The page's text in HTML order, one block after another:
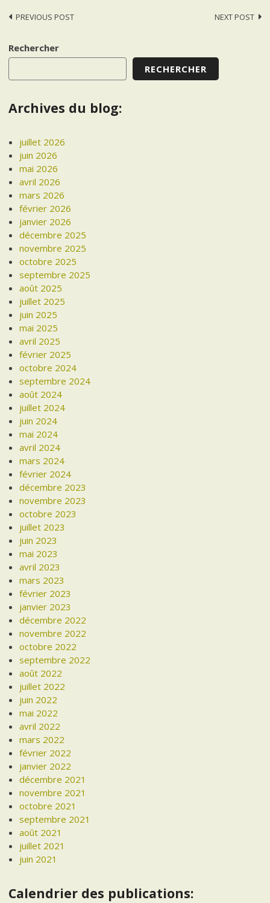
Post
PREVIOUS POST NEXT POST
Rechercher
RECHERCHER
Archives du blog:
juillet 2026
juin 2026
mai 2026
avril 2026
mars 2026
février 2026
janvier 2026
décembre 2025
novembre 2025
octobre 2025
septembre 2025
août 2025
juillet 2025
juin 2025
mai 2025
avril 2025
février 2025
octobre 2024
septembre 2024
août 2024
juillet 2024
juin 2024
mai 2024
avril 2024
mars 2024
février 2024
décembre 2023
novembre 2023
octobre 2023
juillet 2023
juin 2023
mai 2023
avril 2023
mars 2023
février 2023
janvier 2023
décembre 2022
novembre 2022
octobre 2022
septembre 2022
août 2022
juillet 2022
juin 2022
mai 2022
avril 2022
mars 2022
février 2022
janvier 2022
décembre 2021
novembre 2021
octobre 2021
septembre 2021
août 2021
juillet 2021
juin 2021
Calendrier des publications: